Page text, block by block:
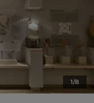
1/8